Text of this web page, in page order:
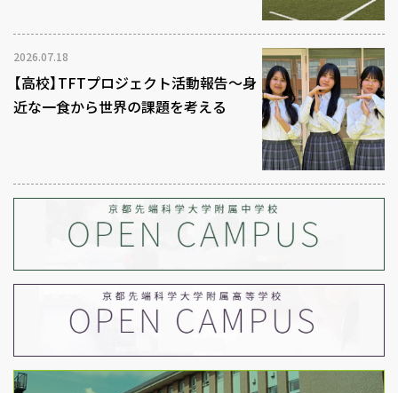
2026.07.18
【高校】TFTプロジェクト活動報告～身
近な一食から世界の課題を考える